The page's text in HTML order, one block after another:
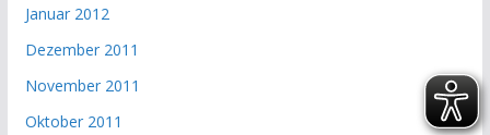
Januar 2012
Dezember 2011
November 2011
Oktober 2011